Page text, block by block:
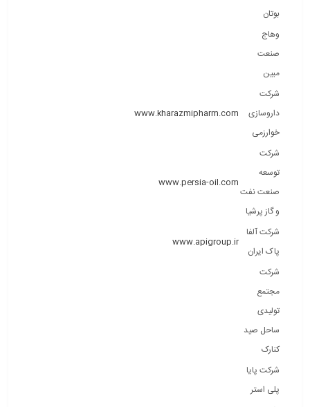
بوتان
وهاج
صنعت
مبین
شرکت
داروسازی
خوارزمی
www.kharazmipharm.com
شرکت
توسعه
صنعت نفت
و گاز پرشیا
www.persia-oil.com
شرکت آلفا
پاک ایران
www.apigroup.ir
شرکت
مجتمع
تولیدی
ساحل صید
کنارک
شرکت پایا
پلی استر